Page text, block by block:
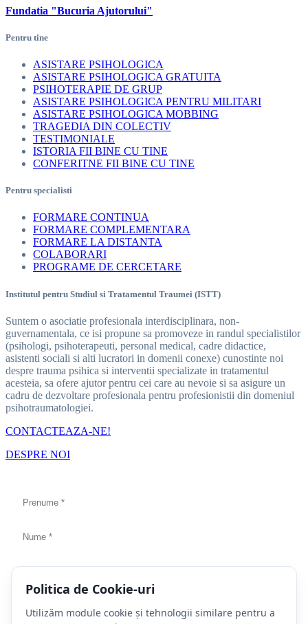
Fundatia "Bucuria Ajutorului"
Pentru tine
ASISTARE PSIHOLOGICA
ASISTARE PSIHOLOGICA GRATUITA
PSIHOTERAPIE DE GRUP
ASISTARE PSIHOLOGICA PENTRU MILITARI
ASISTARE PSIHOLOGICA MOBBING
TRAGEDIA DIN COLECTIV
TESTIMONIALE
ISTORIA FII BINE CU TINE
CONFERITNE FII BINE CU TINE
Pentru specialisti
FORMARE CONTINUA
FORMARE COMPLEMENTARA
FORMARE LA DISTANTA
COLABORARI
PROGRAME DE CERCETARE
Institutul pentru Studiul si Tratamentul Traumei (ISTT)
Suntem o asociatie profesionala interdisciplinara, non-
guvernamentala, ce isi propune sa promoveze in randul specialistilor
(psihologi, psihoterapeuti, personal medical, cadre didactice,
asistenti sociali si alti lucratori in domenii conexe) cunostinte noi
despre trauma psihica si interventii specializate in tratamentul
acesteia, sa ofere ajutor pentru cei care au nevoie si sa asigure un
cadru de dezvoltare profesionala pentru profesionistii din domeniul
psihotraumatologiei.
CONTACTEAZA-NE!
DESPRE NOI
Acest câmp este obligatoriu.
Politica de Cookie-uri
Utilizăm module cookie și tehnologii similare pentru a